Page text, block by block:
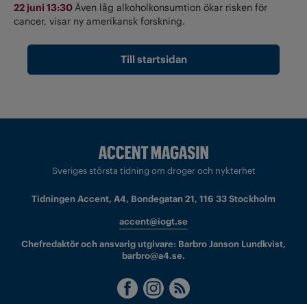
22 juni 13:30 Även låg alkoholkonsumtion ökar risken för
cancer, visar ny amerikansk forskning.
Till startsidan
Sveriges största tidning om droger och nykterhet
Tidningen Accent, A4, Bondegatan 21, 116 33 Stockholm
accent@iogt.se
Chefredaktör och ansvarig utgivare: Barbro Janson Lundkvist,
barbro@a4.se.